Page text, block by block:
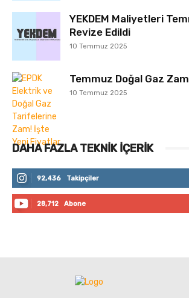
YEKDEM Maliyetleri
Revize Edildi
10 Temmuz 2025
Temmuz Doğal Gaz
10 Temmuz 2025
DAHA FAZLA TEKNIK İÇERIK
92,436 Takipçiler
28,712 Abone